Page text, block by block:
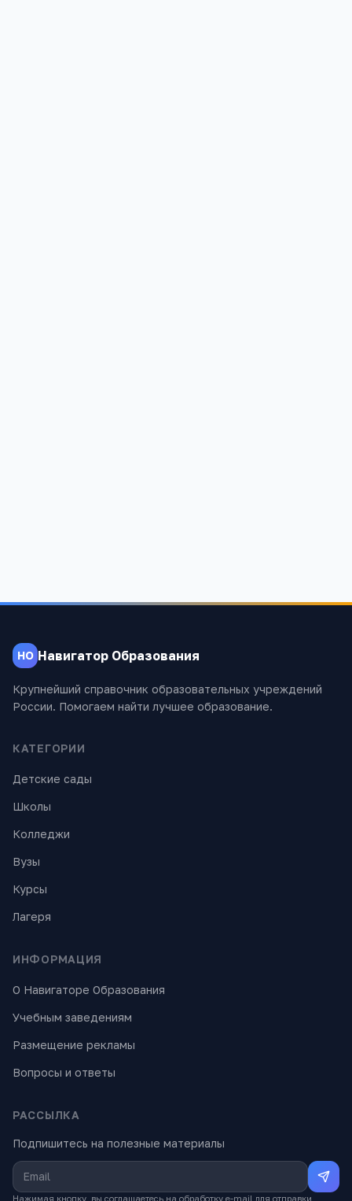
НО Навигатор Образования
Крупнейший справочник образовательных учреждений
России. Помогаем найти лучшее образование.
КАТЕГОРИИ
Детские сады
Школы
Колледжи
Вузы
Курсы
Лагеря
ИНФОРМАЦИЯ
О Навигаторе Образования
Учебным заведениям
Размещение рекламы
Вопросы и ответы
РАССЫЛКА
Подпишитесь на полезные материалы
Нажимая кнопку, вы соглашаетесь на обработку e-mail для отправки